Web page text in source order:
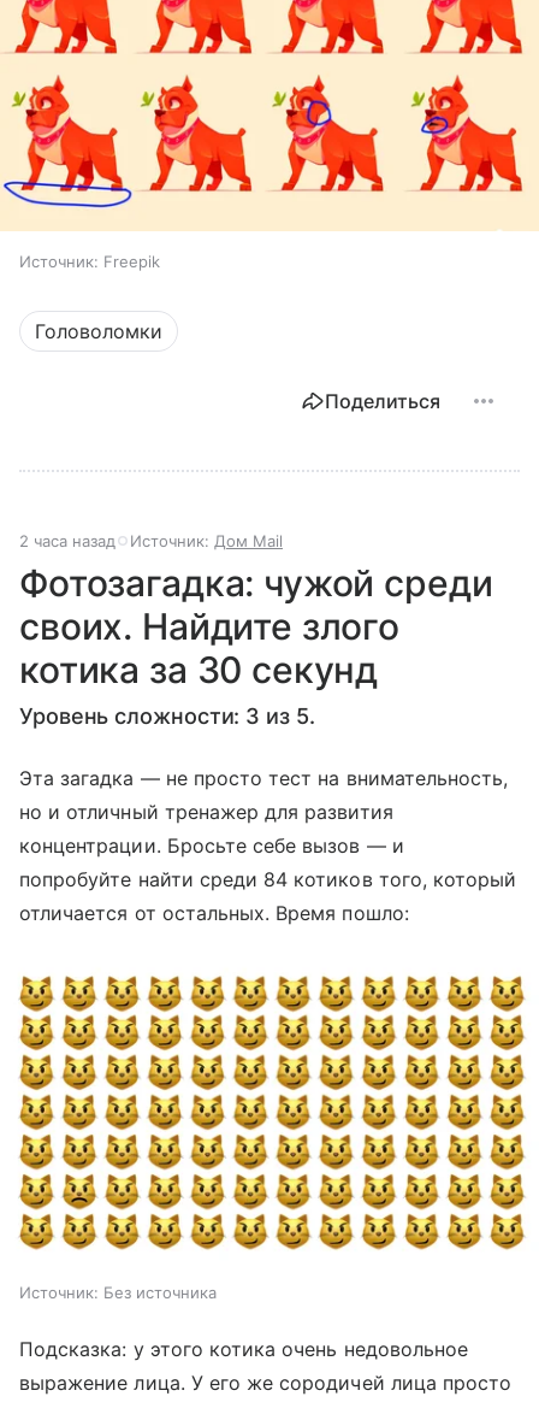
Источник: Freepik
Головоломки
Поделиться
2 часа назад Источник: Дом Mail
Фотозагадка: чужой среди
своих. Найдите злого
котика за 30 секунд
Уровень сложности: 3 из 5.
Эта загадка — не просто тест на внимательность,
но и отличный тренажер для развития
концентрации. Бросьте себе вызов — и
попробуйте найти среди 84 котиков того, который
отличается от остальных. Время пошло:
Источник: Без источника
Подсказка: у этого котика очень недовольное
выражение лица. У его же сородичей лица просто